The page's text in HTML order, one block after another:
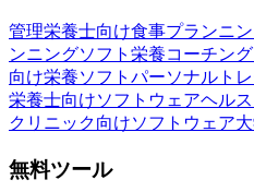
管理栄養士向け食事プランニン
ンニングソフト 栄養コーチング
向け栄養ソフト パーソナルト
栄養士向けソフトウェアヘル
クリニック向けソフトウェア
無料ツール